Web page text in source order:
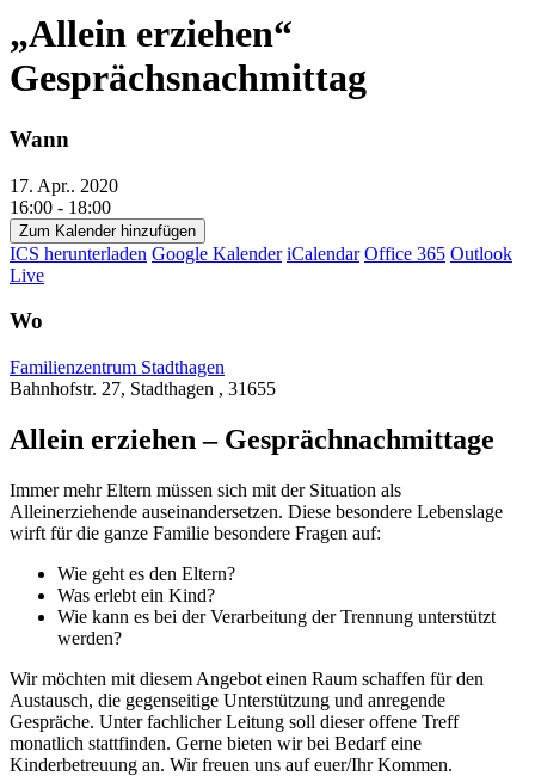
„Allein erziehen“
Gesprächsnachmittag
Wann
17. Apr.. 2020
16:00 - 18:00
Zum Kalender hinzufügen
ICS herunterladen Google Kalender iCalendar Office 365 Outlook
Live
Wo
Familienzentrum Stadthagen
Bahnhofstr. 27, Stadthagen , 31655
Allein erziehen – Gesprächnachmittage
Immer mehr Eltern müssen sich mit der Situation als
Alleinerziehende auseinandersetzen. Diese besondere Lebenslage
wirft für die ganze Familie besondere Fragen auf:
Wie geht es den Eltern?
Was erlebt ein Kind?
Wie kann es bei der Verarbeitung der Trennung unterstützt
werden?
Wir möchten mit diesem Angebot einen Raum schaffen für den
Austausch, die gegenseitige Unterstützung und anregende
Gespräche. Unter fachlicher Leitung soll dieser offene Treff
monatlich stattfinden. Gerne bieten wir bei Bedarf eine
Kinderbetreuung an. Wir freuen uns auf euer/Ihr Kommen.